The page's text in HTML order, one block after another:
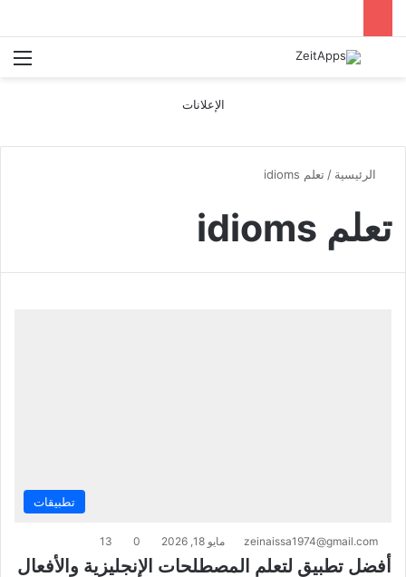
بحث عن
الإعلانات
الرئيسية / تعلم idioms
تعلم idioms
تطبيقات
zeinaissa1974@gmail.com مايو 18, 2026 0
13
أفضل تطبيق لتعلم المصطلحات الإنجليزية والأفعال